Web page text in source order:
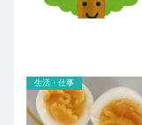
生活・仕事